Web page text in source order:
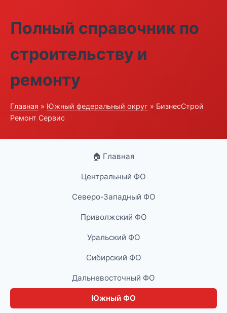
Полный справочник по
строительству и
ремонту
Главная » Южный федеральный округ » БизнесСтрой
Ремонт Сервис
🏠 Главная
Центральный ФО
Северо-Западный ФО
Приволжский ФО
Уральский ФО
Сибирский ФО
Дальневосточный ФО
Южный ФО